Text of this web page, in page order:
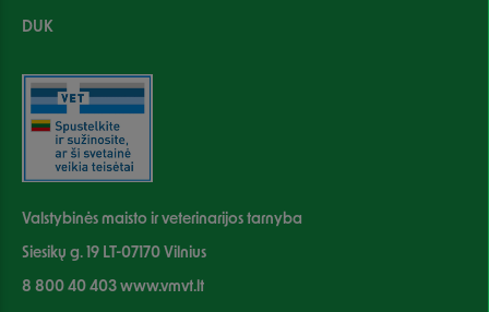
DUK
Valstybinės maisto ir veterinarijos tarnyba
Siesikų g. 19 LT-07170 Vilnius
8 800 40 403 www.vmvt.lt